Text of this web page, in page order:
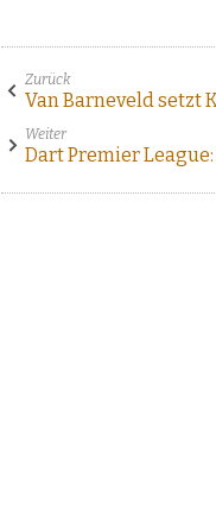
Zurück
Van Barneveld setzt
Weiter
Dart Premier